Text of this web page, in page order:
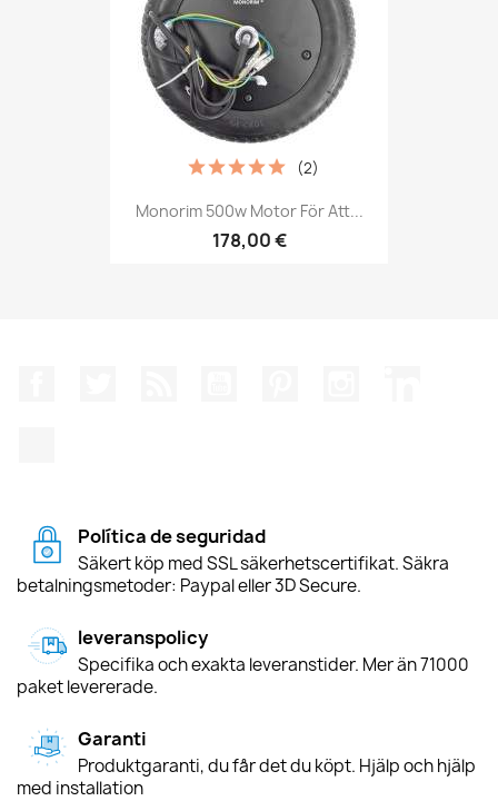
Monorim 500w Motor För Att...
178,00 €
(2)
Política de seguridad
Säkert köp med SSL säkerhetscertifikat. Säkra
betalningsmetoder: Paypal eller 3D Secure.
leveranspolicy
Specifika och exakta leveranstider. Mer än 71000
paket levererade.
Garanti
Produktgaranti, du får det du köpt. Hjälp och hjälp
med installation